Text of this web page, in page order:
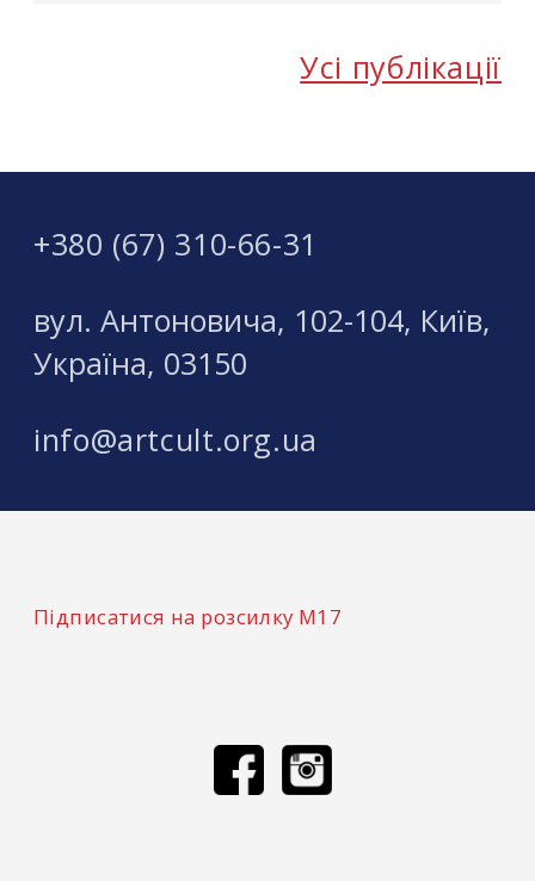
Усі публікації
+380 (67) 310-66-31
вул. Антоновича, 102-104, Київ,
Україна, 03150
info@artcult.org.ua
Підписатися на розсилку М17